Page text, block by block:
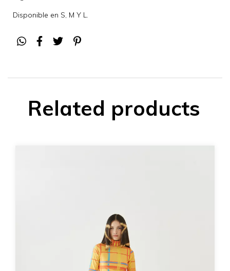
Disponible en S, M Y L.
Related products